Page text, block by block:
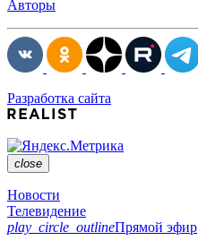
Авторы
Разработка сайта
close
Новости
Телевидение
play_circle_outlineПрямой эфир